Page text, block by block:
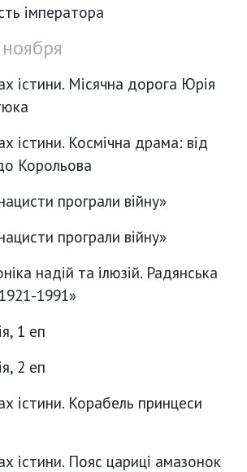
імператора
істини. Місячна дорога Юрія
істини. Космічна драма: від
Корольова
програли війну»
програли війну»
надій та ілюзій. Радянська
1991»
1 еп
2 еп
істини. Корабель принцеси
істини. Пояс цариці амазонок